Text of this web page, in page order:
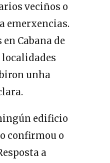
veciños o
emerxencias.
Cabana de
unha
edificio
confirmou o
a